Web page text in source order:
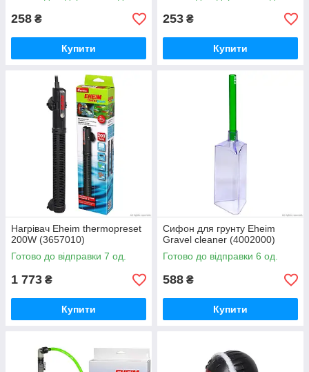
258 ₴
Купити
253 ₴
Купити
Нагрівач Eheim thermopreset
200W (3657010)
Готово до відправки 7 од.
1 773 ₴
Купити
Сифон для грунту Eheim
Gravel cleaner (4002000)
Готово до відправки 6 од.
588 ₴
Купити